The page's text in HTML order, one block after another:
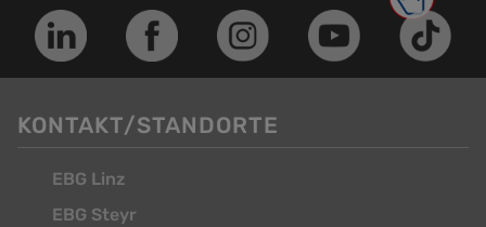
KONTAKT/STANDORTE
EBG Linz
EBG Steyr